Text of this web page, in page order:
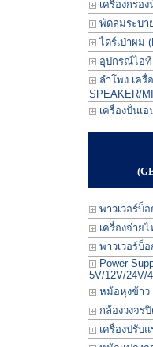
เครื่องกรอ
พัดลมระบา
ไดร์เป่าผม
อุปกรณ์ไอที
ลำโพง เครื่
SPEAKER/
เครื่องปั่นเ
พาวเวอร์บ็
เครื่องจ่าย
พาวเวอร์บ็
Power
5V/12V/24V/
หม้อหุงข้าว
กล้องวงจร
เครื่องปรับ